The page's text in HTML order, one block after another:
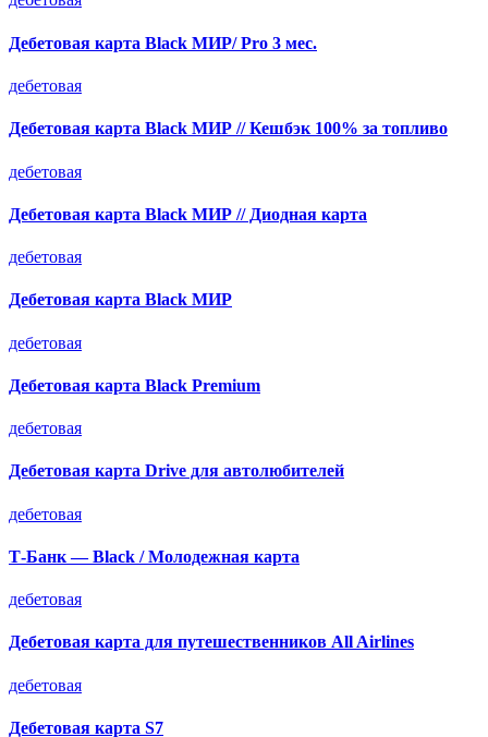
Дебетовая карта Black МИР/ Pro 3 мес.
дебетовая
Дебетовая карта Black МИР // Кешбэк 100% за топливо
дебетовая
Дебетовая карта Black МИР // Диодная карта
дебетовая
Дебетовая карта Black МИР
дебетовая
Дебетовая карта Black Premium
дебетовая
Дебетовая карта Drive для автолюбителей
дебетовая
Т-Банк — Black / Молодежная карта
дебетовая
Дебетовая карта для путешественников All Airlines
дебетовая
Дебетовая карта S7